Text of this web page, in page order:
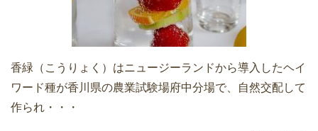
香緑（こうりょく）はニュージーランドから導入したヘイ
ワード種が香川県の農業試験場府中分場で、自然交配して
作られ・・・